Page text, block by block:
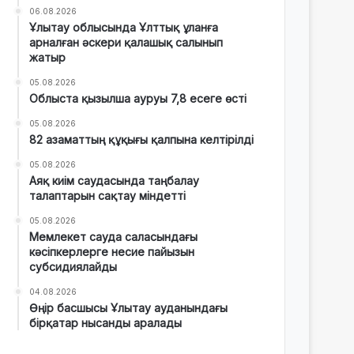
06.08.2026
Ұлытау облысында Ұлттық ұланға
арналған әскери қалашық салынып
жатыр
05.08.2026
Облыста қызылша ауруы 7,8 есеге өсті
05.08.2026
82 азаматтың құқығы қалпына келтірілді
05.08.2026
Аяқ киім саудасында таңбалау
талаптарын сақтау міндетті
05.08.2026
Мемлекет сауда саласындағы
кәсіпкерлерге несие пайызын
субсидиялайды
04.08.2026
Өңір басшысы Ұлытау ауданындағы
бірқатар нысанды аралады